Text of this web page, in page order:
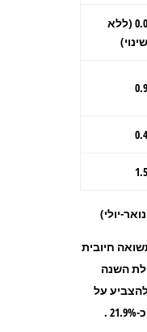
0.0 (ללא
שינוי)
0.9
0.4
1.5
חיובית
השנה
על
.